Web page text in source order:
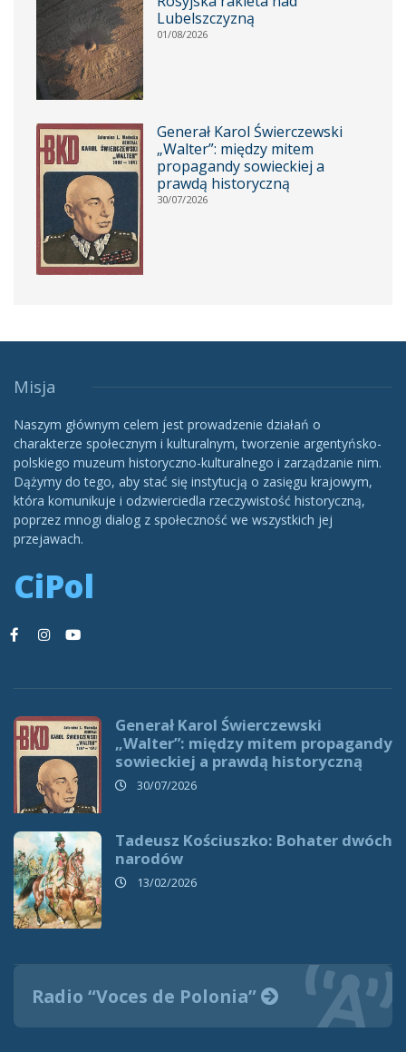
Lubelszczyzną
01/08/2026
Generał Karol Świerczewski
„Walter”: między mitem
propagandy sowieckiej a
prawdą historyczną
30/07/2026
Misja
Naszym głównym celem jest prowadzenie działań o
charakterze społecznym i kulturalnym, tworzenie argentyńsko-
polskiego muzeum historyczno-kulturalnego i zarządzanie nim.
Dążymy do tego, aby stać się instytucją o zasięgu krajowym,
która komunikuje i odzwierciedla rzeczywistość historyczną,
poprzez mnogi dialog z społeczność we wszystkich jej
przejawach.
CiPol
Generał Karol Świerczewski
„Walter”: między mitem propagandy
sowieckiej a prawdą historyczną
30/07/2026
Tadeusz Kościuszko: Bohater dwóch
narodów
13/02/2026
Radio “Voces de Polonia”